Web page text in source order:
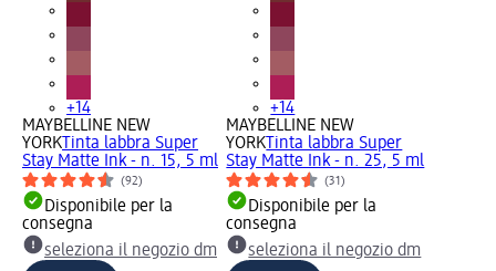
+14
MAYBELLINE NEW
YORK Tinta labbra Super
Stay Matte Ink - n. 15, 5 ml
(92)
Disponibile per la
consegna
seleziona il negozio dm
+14
MAYBELLINE NEW
YORK Tinta labbra Super
Stay Matte Ink - n. 25, 5 ml
(31)
Disponibile per la
consegna
seleziona il negozio dm